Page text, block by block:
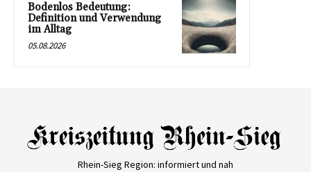
Bodenlos Bedeutung:
Definition und Verwendung
im Alltag
05.08.2026
Rhein-Sieg Region: informiert und nah